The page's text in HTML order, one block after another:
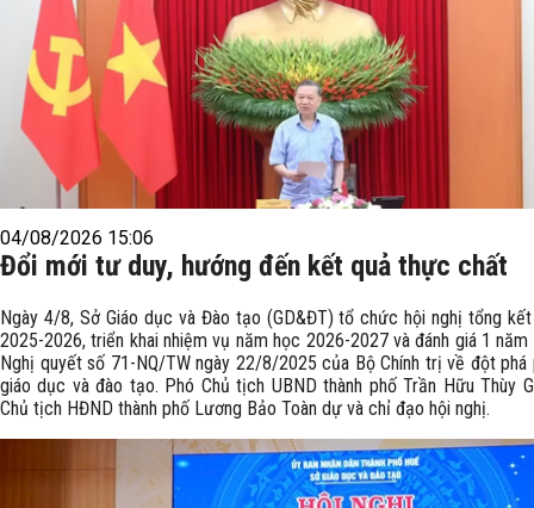
04/08/2026 15:06
Đổi mới tư duy, hướng đến kết quả thực chất
Ngày 4/8, Sở Giáo dục và Đào tạo (GD&ĐT) tổ chức hội nghị tổng
2025-2026, triển khai nhiệm vụ năm học 2026-2027 và đánh giá 1
Nghị quyết số 71-NQ/TW ngày 22/8/2025 của Bộ Chính trị về đột phá
giáo dục và đào tạo. Phó Chủ tịch UBND thành phố Trần Hữu Thùy
Chủ tịch HĐND thành phố Lương Bảo Toàn dự và chỉ đạo hội nghị.